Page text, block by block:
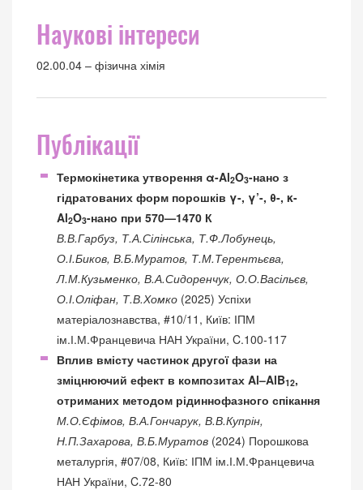
Наукові інтереси
02.00.04 – фізична хімія
Публікації
Термокінетика утворення α-Al2O3-нано з
гідратованих форм порошків γ-, γ’-, θ-, κ-
Al2O3-нано при 570—1470 К
В.В.Гарбуз, Т.А.Сілінська, Т.Ф.Лобунець,
О.І.Биков, В.Б.Муратов, Т.М.Терентьєва,
Л.М.Кузьменко, В.А.Сидоренчук, О.О.Васільєв,
О.І.Оліфан, Т.В.Хомко (2025) Успіхи
матеріалознавства, #10/11, Київ: ІПМ
ім.І.М.Францевича НАН України, C.100-117
Вплив вмісту частинок другої фази на
зміцнюючий ефект в композитах Al–AlB12,
отриманих методом рідиннофазного спікання
М.О.Єфімов, В.А.Гончарук, В.В.Купрін,
Н.П.Захарова, В.Б.Муратов (2024) Порошкова
металургія, #07/08, Київ: ІПМ ім.І.М.Францевича
НАН України, C.72-80